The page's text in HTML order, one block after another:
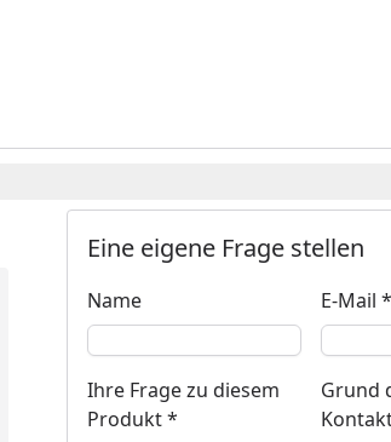
Eine eigene Frage stellen
Keine Eingabe erforderlich
Eingabe erforderlich
Name E-Mail *
Ihre Frage zu diesem
Produkt *
Grund